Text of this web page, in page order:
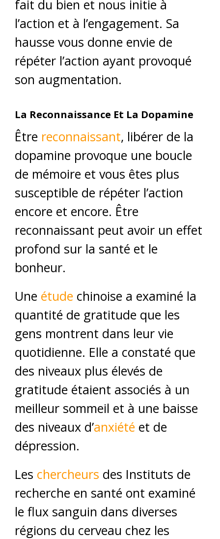
fait du bien et nous initie à
l’action et à l’engagement. Sa
hausse vous donne envie de
répéter l’action ayant provoqué
son augmentation.
La Reconnaissance Et La Dopamine
Être reconnaissant, libérer de la
dopamine provoque une boucle
de mémoire et vous êtes plus
susceptible de répéter l’action
encore et encore. Être
reconnaissant peut avoir un effet
profond sur la santé et le
bonheur.
Une étude chinoise a examiné la
quantité de gratitude que les
gens montrent dans leur vie
quotidienne. Elle a constaté que
des niveaux plus élevés de
gratitude étaient associés à un
meilleur sommeil et à une baisse
des niveaux d’anxiété et de
dépression.
Les chercheurs des Instituts de
recherche en santé ont examiné
le flux sanguin dans diverses
régions du cerveau chez les